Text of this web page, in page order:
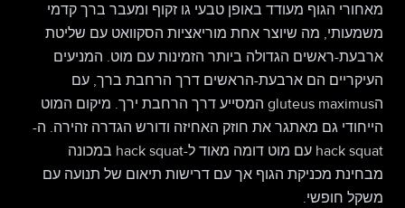
מאחורי הגוף מעודד באופן טבעי גו זקוף ומעבר ברך קדמי
משמעותי, מה שיוצר אחת מוריאציות הסקוואט עם שליטת
ארבעת-ראשים הגדולה ביותר הזמינות עם מוט. המניעים
העיקריים הם ארבעת-הראשים דרך הרחבת ברך, עם
הgluteus maximus המסייע דרך הרחבת ירך. מיקום המוט
הייחודי גם מאתגר את חוזק האחיזה ודורש הגדרה זהירה. ה-
hack squat עם מוט דומה מאוד ל-hack squat במכונה
מבחינת מכניקת הגוף אך עם דרישות תיאום של תנועה עם
משקל חופשי.